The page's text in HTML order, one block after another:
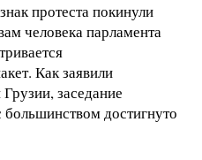
протеста покинули
человека парламента
Как заявили
заседание
большинством достигнуто